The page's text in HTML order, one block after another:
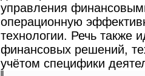
управления
операционную
технологии. Речь также
финансовых решений,
учётом специфики